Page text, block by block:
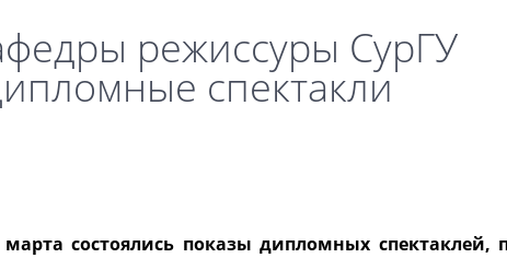
режиссуры СурГУ
спектакли
марта состоялись показы дипломных спектаклей,